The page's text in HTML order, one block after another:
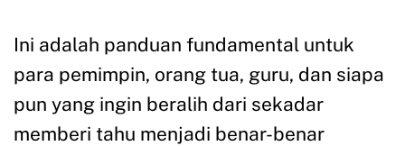
Ini adalah panduan fundamental untuk
para pemimpin, orang tua, guru, dan siapa
pun yang ingin beralih dari sekadar
memberi tahu menjadi benar-benar